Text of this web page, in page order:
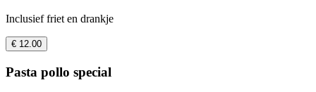
Inclusief friet en drankje
€ 12.00
Pasta pollo special